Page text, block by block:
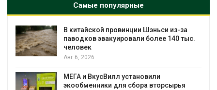
Самые популярные
В китайской провинции Шэньси из-за
паводков эвакуировали более 140 тыс.
человек
Авг 6, 2026
МЕГА и ВкусВилл установили
экообменники для сбора вторсырья